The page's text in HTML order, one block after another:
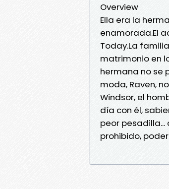
Overview
Ella era la
enamorada.El
Today.La
matrimonio en
hermana no se
moda, Raven,
Windsor, el
día con él,
peor
prohibido,